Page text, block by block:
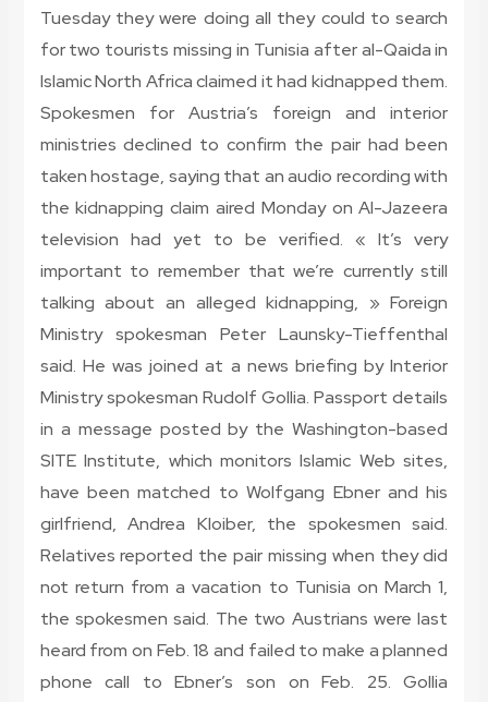
Tuesday they were doing all they could to search
for two tourists missing in Tunisia after al-Qaida in
Islamic North Africa claimed it had kidnapped them.
Spokesmen for Austria’s foreign and interior
ministries declined to confirm the pair had been
taken hostage, saying that an audio recording with
the kidnapping claim aired Monday on Al-Jazeera
television had yet to be verified. « It’s very
important to remember that we’re currently still
talking about an alleged kidnapping, » Foreign
Ministry spokesman Peter Launsky-Tieffenthal
said. He was joined at a news briefing by Interior
Ministry spokesman Rudolf Gollia. Passport details
in a message posted by the Washington-based
SITE Institute, which monitors Islamic Web sites,
have been matched to Wolfgang Ebner and his
girlfriend, Andrea Kloiber, the spokesmen said.
Relatives reported the pair missing when they did
not return from a vacation to Tunisia on March 1,
the spokesmen said. The two Austrians were last
heard from on Feb. 18 and failed to make a planned
phone call to Ebner’s son on Feb. 25. Gollia